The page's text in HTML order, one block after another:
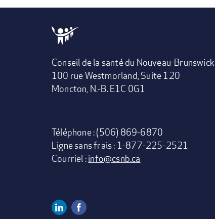
Conseil de la santé du Nouveau-Brunswick
100 rue Westmorland, Suite 120
Moncton, N.-B. E1C 0G1
Téléphone : (506) 869-6870
Ligne sans frais : 1-877-225-2521
Courriel :info@csnb.ca
Linkedin